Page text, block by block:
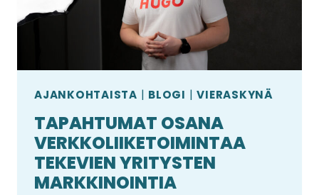
AJANKOHTAISTA | BLOGI |VIERASKYNÄ
TAPAHTUMAT OSANA
VERKKOLIIKETOIMINTAA
TEKEVIEN YRITYSTEN
MARKKINOINTIA